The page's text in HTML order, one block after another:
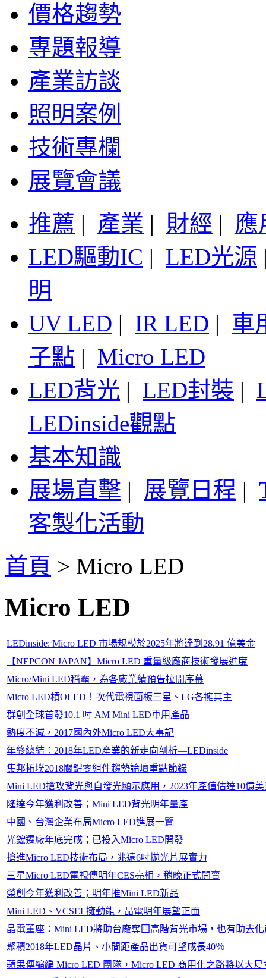
價格趨勢
專題報導
產業訪談
照明案例
技術專欄
展覽會議
推薦 | 產業 | 財經 | 應
LED驅動IC | LED光源
明
UV LED | IR LED | 車
子點 | Micro LED
LED背光 | LED封裝 |
LEDinside觀點
基本知識
展場直擊 | 展覽日程 |
客製化活動
首頁 > Micro LED
Micro LED
LEDinside: Micro LED 市場規模於2025年將達到28.91 億美金
【NEPCON JAPAN】Micro LED 重量級廠商技術發展進度
Micro/Mini LED稱霸，為各廠業績預告拉開序幕
Micro LED槓OLED！次代電視面板三星、LG各擁其主
群創全球首發10.1 吋 AM Mini LED車用產品
熱度不減，2017國內外Micro LED大事記
年終總結：2018年LED產業的新走向剖析—LEDinside
集邦拓墣2018關鍵零組件趨勢論壇重點節錄
Mini LED搶攻背光與自發光顯示應用，2023年產值估達10億美
隆達今年獲利改善；Mini LED背光明年量產
中國、台灣企業布局Micro LED進展一覽
光鋐遷廠年底完成；已投入Micro LED開發
搶進Micro LED技術布局，兆遠6吋拋光片展實力
三星Micro LED電視傳明年CES亮相，稍晚正式開賣
榮創今年獲利改善；明年推Mini LED新品
Mini LED、VCSEL擁動能，晶電明年展望正面
晶電董座：Mini LED將助台廠奪回高階背光市場，也有助去
聚積2018年LED晶片、小間距產品出貨可望成長40％
蘋果傳縮編 Micro LED 團隊，Micro LED 商用化之路將以大尺